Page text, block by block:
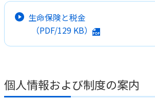
生命保険と税金
（PDF/129 KB）
個人情報および制度の案内